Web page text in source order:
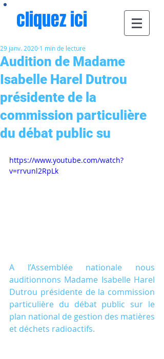
cliquez ici
Audition de Madame
Isabelle Harel Dutrou
présidente de la
commission particulière
du débat public su
29 janv. 2020 1 min de lecture
https://www.youtube.com/watch?
v=rrvunl2RpLk
A l’Assemblée nationale nous
auditionnons Madame Isabelle Harel
Dutrou présidente de la commission
particulière du débat public sur le
plan national de gestion des matières
et déchets radioactifs.